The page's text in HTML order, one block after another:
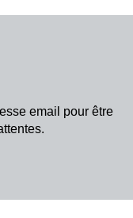
email pour être